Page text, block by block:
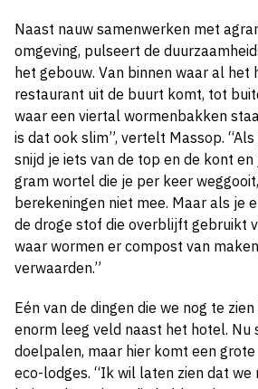
Naast nauw samenwerken met
omgeving, pulseert de
het gebouw. Van binnen waar al het
restaurant uit de buurt komt, tot
waar een viertal wormenbakken
is dat ook slim”, vertelt Massop.
snijd je iets van de top en de kont en
gram wortel die je per keer
berekeningen niet mee. Maar als je
de droge stof die overblijft gebruikt
waar wormen er compost van
verwaarden.”
Eén van de dingen die we nog te
enorm leeg veld naast het hotel. Nu
doelpalen, maar hier komt een
eco-lodges. “Ik wil laten zien dat we